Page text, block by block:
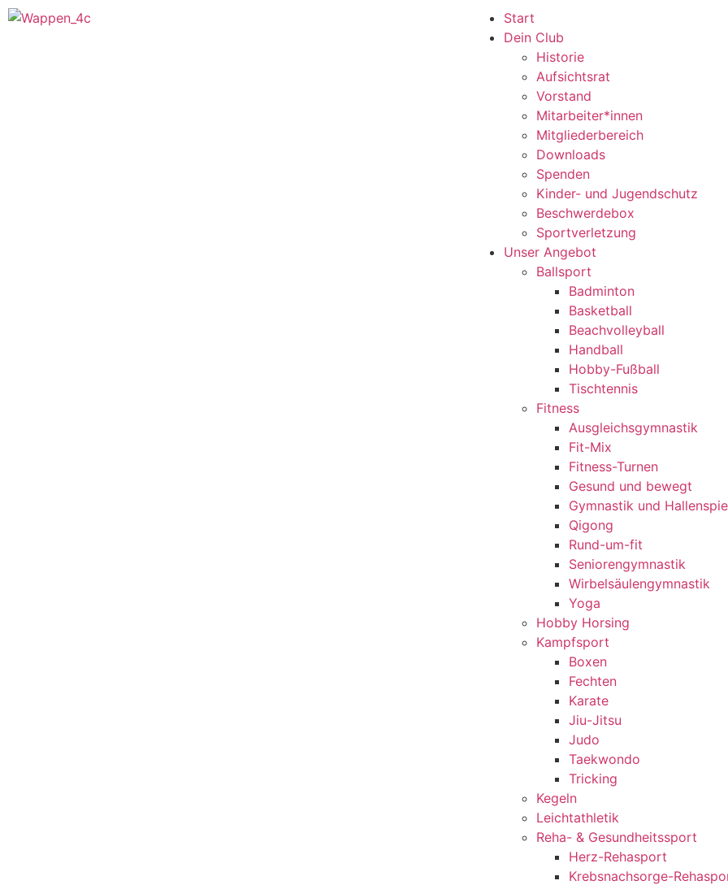
Start
Dein Club
Historie
Aufsichtsrat
Vorstand
Mitarbeiter*innen
Mitgliederbereich
Downloads
Spenden
Kinder- und Jugendschutz
Beschwerdebox
Sportverletzung
Unser Angebot
Ballsport
Badminton
Basketball
Beachvolleyball
Handball
Hobby-Fußball
Tischtennis
Fitness
Ausgleichsgymnastik
Fit-Mix
Fitness-Turnen
Gesund und bewegt
Gymnastik und
Qigong
Rund-um-fit
Seniorengymnastik
Wirbelsäulengymnastik
Yoga
Hobby Horsing
Kampfsport
Boxen
Fechten
Karate
Jiu-Jitsu
Judo
Taekwondo
Tricking
Kegeln
Leichtathletik
Reha- & Gesundheitssport
Herz-Rehasport
Krebsnachsorge-